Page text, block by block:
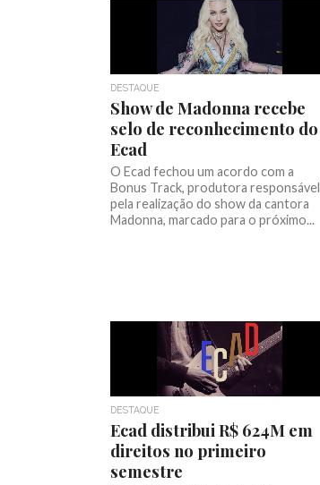
DESTAQUE
Show de Madonna recebe
selo de reconhecimento do
Ecad
O Ecad fechou um acordo com a
Bonus Track, produtora responsável
pela realização do show da cantora
Madonna, marcado para o próximo...
DESTAQUE
Ecad distribui R$ 624M em
direitos no primeiro
semestre